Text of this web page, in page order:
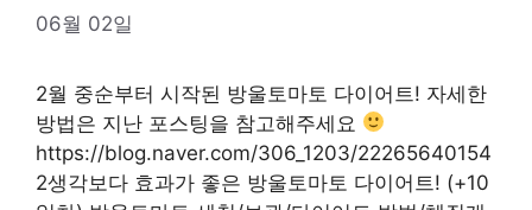
06월 02일
2월 중순부터 시작된 방울토마토 다이어트! 자세한
방법은 지난 포스팅을 참고해주세요
https://blog.naver.com/306_1203/22265640154
2생각보다 효과가 좋은 방울토마토 다이어트! (+10